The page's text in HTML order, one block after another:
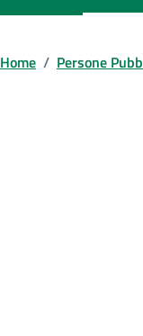
Home / Persone